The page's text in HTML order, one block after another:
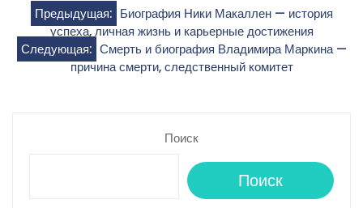
Навигация
по
записям
Предыдущая: Биография Ники Макаллен — история
успеха, личная жизнь и карьерные достижения
Следующая: Смерть и биография Владимира Маркина —
причина смерти, следственный комитет
Поиск
Поиск